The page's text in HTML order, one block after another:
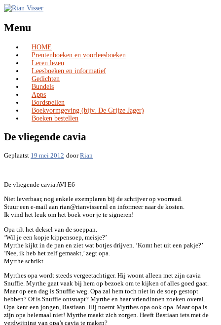
Menu
Skip
to
content
HOME
Prentenboeken en voorleesboeken
Leren lezen
Leesboeken en informatief
Gedichten
Bundels
Apps
Bordspellen
Boekvormgeving (bijv. De Grijze Jager)
Boeken bestellen
De vliegende cavia
Geplaatst 19 mei 2012 doorRian
De vliegende cavia AVI E6
Niet leverbaar, nog enkele exemplaren bij de schrijver op voorraad.
Stuur een e-mail aan rian@rianvisser.nl en informeer naar de kosten.
Ik vind het leuk om het boek voor je te signeren!
Opa tilt het deksel van de soeppan.
‘Wil je een kopje kippensoep, meisje?’
Myrthe kijkt in de pan en ziet wat botjes drijven. ‘Komt het uit een pakje?’
‘Nee, ik heb het zelf gemaakt,’ zegt opa.
Myrthe schrikt.
Myrthes opa wordt steeds vergeetachtiger. Hij woont alleen met zijn cavia
Snuffie. Myrthe gaat vaak bij hem op bezoek om te kijken of alles goed gaat.
Maar op een dag is Snuffie weg. Opa zal hem toch niet in de soep gestopt
hebben? Of is Snuffie ontsnapt? Myrthe en haar vriendinnen zoeken overal.
Opa kent een jongen, Bastiaan. Hij noemt Myrthes opa ook opa. Maar opa is
zijn opa helemaal niet! Myrthe maakt zich zorgen. Heeft Bastiaan iets met de
verdwijning van opa’s cavia te maken?